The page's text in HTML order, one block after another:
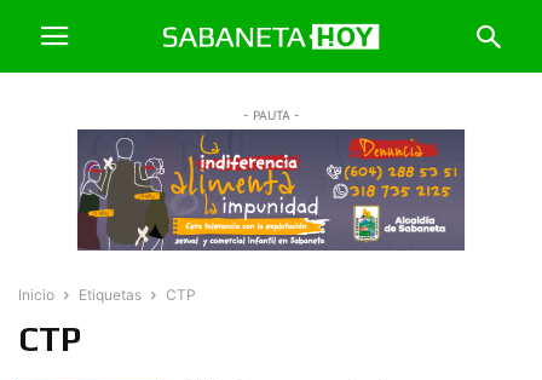
- PAUTA -
Inicio Etiquetas CTP
CTP